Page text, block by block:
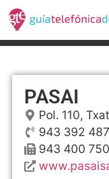
PASAI
Pol. 110,
943 392 487
943 400 750